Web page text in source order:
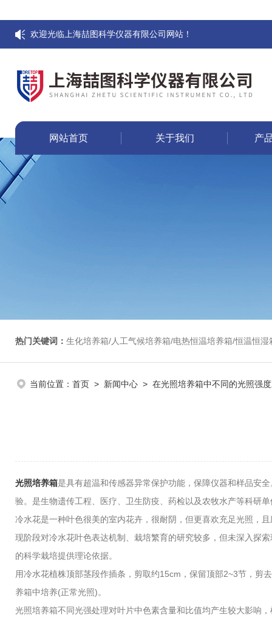
欢迎光临上海喆图科学仪器有限公司网站！
网站首页 关于我们 产
热门关键词： 生化培养箱/人工气候培养箱/电热恒温培养箱/恒温恒湿箱/光照培养箱/二氧化碳培养箱
当前位置： 首页 > 新闻中心 > 在光照培养箱中不同的光照强
光照培养箱是具有超温和传感器异常保护功能，保障仪器和样品安
验。是生物遗传工程、医疗、卫生防疫、药检以及农牧水产等科研
冷水花是一种叶色很美的室内花卉，很耐阴，但更喜欢充足光照，
现阶段对冷水花叶色表达机制、栽培繁育的研究较多，但未深入探
的科学栽培提供理论依据。
用冷水花植株顶部茎段作插条，剪取约15cm，保留顶部2~3节，
养箱中培养(正常光照)。
光照培养箱不同光强处理对叶片中色素含量和比值均产生较大影响